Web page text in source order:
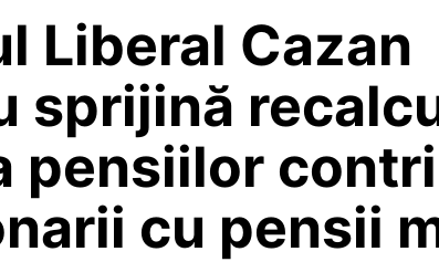
Liberal Cazan
sprijină
pensiilor
cu pensii